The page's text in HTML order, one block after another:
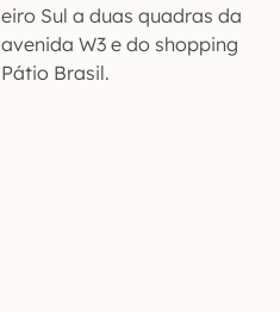
eiro Sul a duas quadras da
avenida W3 e do shopping
Pátio Brasil.